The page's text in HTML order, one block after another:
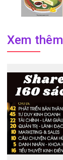
Xem thêm